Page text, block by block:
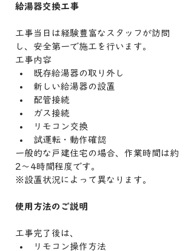
給湯器交換工事
工事当日は経験豊富なスタッフが訪問
し、安全第一で施工を行います。
工事内容
既存給湯器の取り外し
新しい給湯器の設置
配管接続
ガス接続
リモコン交換
試運転・動作確認
一般的な戸建住宅の場合、作業時間は約
2〜4時間程度です。
※設置状況によって異なります。
使用方法のご説明
工事完了後は、
リモコン操作方法